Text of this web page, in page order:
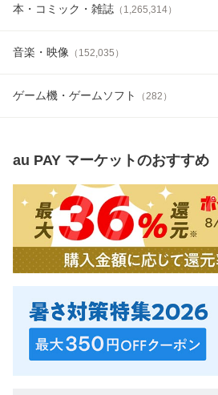
本・コミック・雑誌 （ 1,265,314）
音楽・映像 （ 152,035 ）
ゲーム機・ゲームソフト （282 ）
au PAY マーケットのおすすめ